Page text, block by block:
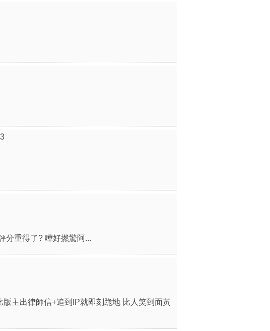
分重得了? 嘩好撚驚阿...
主出律師信+追到IP就即刻跪地 比人笑到面黃